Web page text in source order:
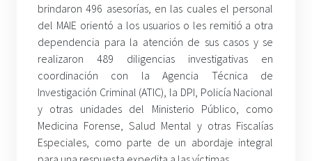
brindaron 496 asesorías, en las cuales el personal
del MAIE orientó a los usuarios o les remitió a otra
dependencia para la atención de sus casos y se
realizaron 489 diligencias investigativas en
coordinación con la Agencia Técnica de
Investigación Criminal (ATIC), la DPI, Policía Nacional
y otras unidades del Ministerio Público, como
Medicina Forense, Salud Mental y otras Fiscalías
Especiales, como parte de un abordaje integral